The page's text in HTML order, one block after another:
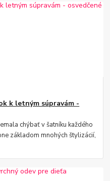
k letným súpravám -
chýbať v šatníku každého
základom mnohých štylizácií,